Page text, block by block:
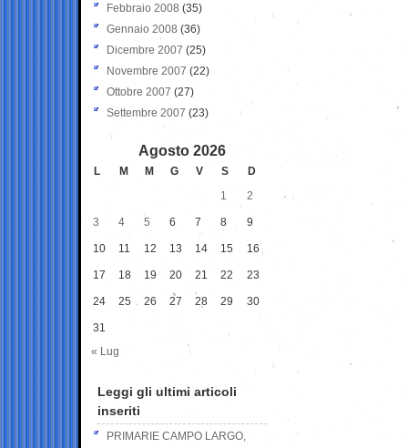
Febbraio 2008 (35)
Gennaio 2008 (36)
Dicembre 2007 (25)
Novembre 2007 (22)
Ottobre 2007 (27)
Settembre 2007 (23)
Agosto 2026
L M M G V S
D
1
2
3 4 5 6 7 8 9
10 11 12 13 14 15 16
17 18 19 20 21 22 23
24 25 26 27 28 29 30
31
« Lug
Leggi gli ultimi articoli
inseriti
PRIMARIE CAMPO LARGO,